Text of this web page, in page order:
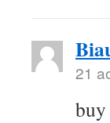
21
buy